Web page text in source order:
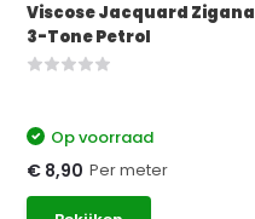
Viscose Jacquard Zigana
3-Tone Petrol
Op voorraad
€ 8,90 Per meter